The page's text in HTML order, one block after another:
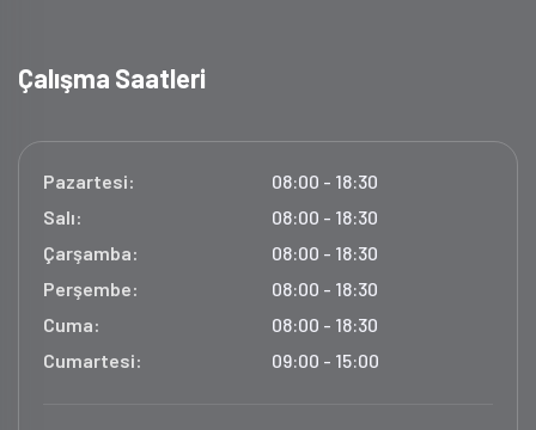
Çalışma Saatleri
Pazartesi:
08:00 - 18:30
Salı:
08:00 - 18:30
Çarşamba:
08:00 - 18:30
Perşembe:
08:00 - 18:30
Cuma:
08:00 - 18:30
Cumartesi:
09:00 - 15:00